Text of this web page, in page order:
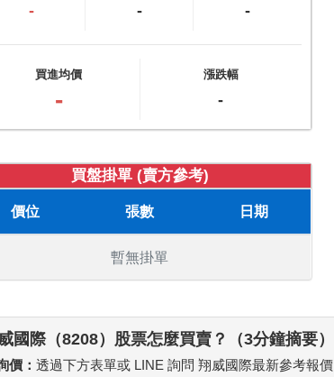
- - -
買進均價
-
漲跌幅
-
買盤掛單 (賣方參考)
價位 張數 日期
暫無掛單
國際（8208）股票怎麼買賣？（3分鐘摘要）
價：透過下方表單或 LINE 詢問 翔威國際最新參考報